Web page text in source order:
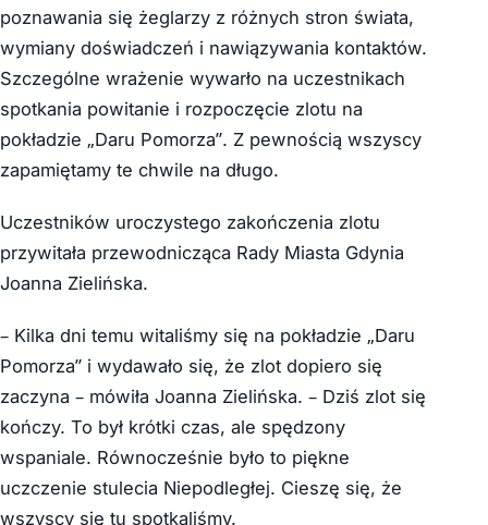
poznawania się żeglarzy z różnych stron świata,
wymiany doświadczeń i nawiązywania kontaktów.
Szczególne wrażenie wywarło na uczestnikach
spotkania powitanie i rozpoczęcie zlotu na
pokładzie „Daru Pomorza”. Z pewnością wszyscy
zapamiętamy te chwile na długo.
Uczestników uroczystego zakończenia zlotu
przywitała przewodnicząca Rady Miasta Gdynia
Joanna Zielińska.
– Kilka dni temu witaliśmy się na pokładzie „Daru
Pomorza” i wydawało się, że zlot dopiero się
zaczyna – mówiła Joanna Zielińska. – Dziś zlot się
kończy. To był krótki czas, ale spędzony
wspaniale. Równocześnie było to piękne
uczczenie stulecia Niepodległej. Cieszę się, że
wszyscy się tu spotkaliśmy.